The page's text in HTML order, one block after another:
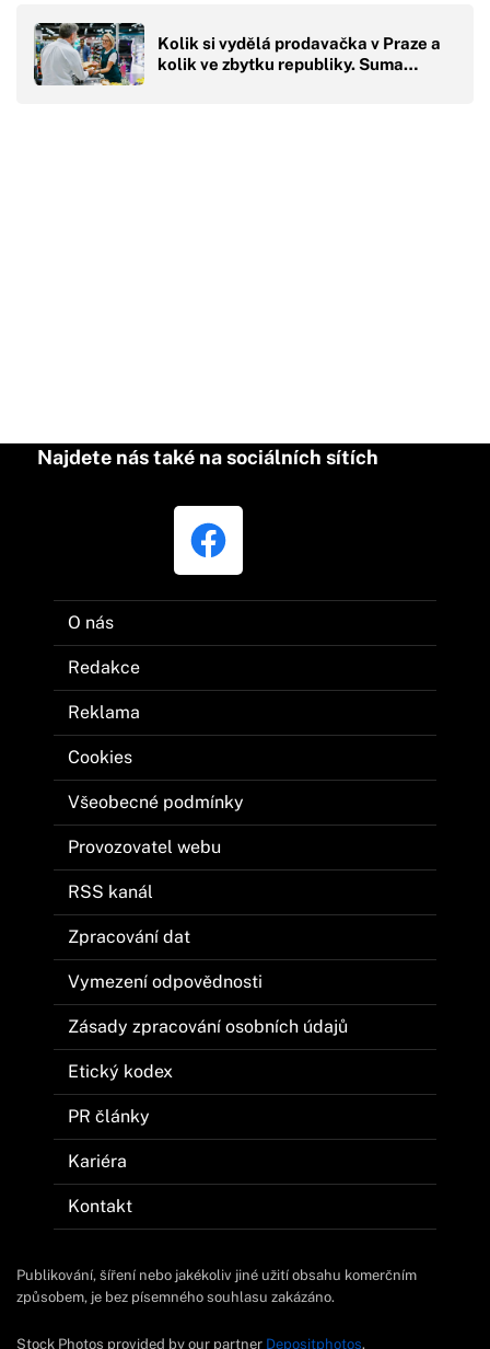
Kolik si vydělá prodavačka v Praze a
kolik ve zbytku republiky. Suma…
Najdete nás také na sociálních sítích
O nás
Redakce
Reklama
Cookies
Všeobecné podmínky
Provozovatel webu
RSS kanál
Zpracování dat
Vymezení odpovědnosti
Zásady zpracování osobních údajů
Etický kodex
PR články
Kariéra
Kontakt
Publikování, šíření nebo jakékoliv jiné užití obsahu komerčním
způsobem, je bez písemného souhlasu zakázáno.
Stock Photos provided by our partner Depositphotos.